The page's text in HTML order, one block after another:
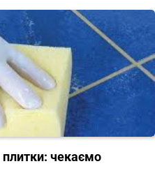
плитки: чекаємо